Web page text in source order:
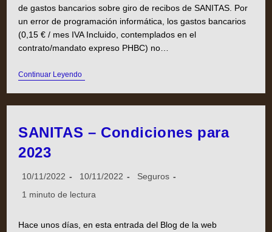
de gastos bancarios sobre giro de recibos de SANITAS. Por
un error de programación informática, los gastos bancarios
(0,15 € / mes IVA Incluido, contemplados en el
contrato/mandato expreso PHBC) no…
Continuar Leyendo
SANITAS – Condiciones para
2023
10/11/2022 10/11/2022
Seguros
1 minuto de lectura
Hace unos días, en esta entrada del Blog de la web